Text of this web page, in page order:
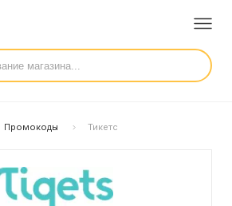
Промокоды Тикетс